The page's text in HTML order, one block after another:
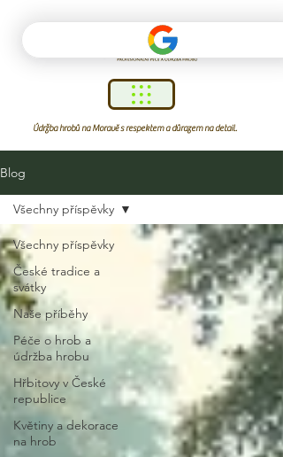
Údržba hrobů na Moravě s respektem a důrazem na detail.
Blog
Všechny příspěvky
České tradice a
svátky
Naše příběhy
Péče o hrob a
údržba hrobu
Hřbitovy v České
republice
Květiny a dekorace
na hrob
Všechny příspěvky